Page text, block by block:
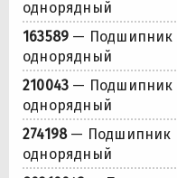
однорядный
163589 — Подшипник
однорядный
210043 — Подшипник
однорядный
274198— Подшипник
однорядный